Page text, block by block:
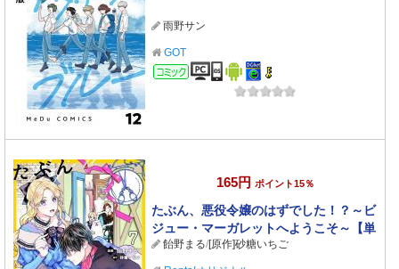
雨野サン
GOT
コミック
165円 ポイント15％
たぶん、悪役令嬢のはずでした！？～ビ
ジュー・マーガレットへようこそ～【単
話】 7
飴野まる/[原作]砂糖いちご